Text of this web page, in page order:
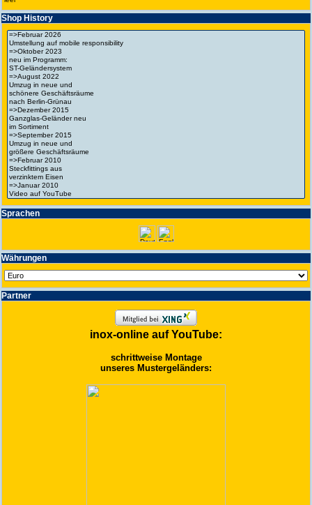
Shop History
Spra­chen
Wäh­run­gen
Partner
inox-online auf YouTube:
schrittweise Montage
unseres Mustergeländers: